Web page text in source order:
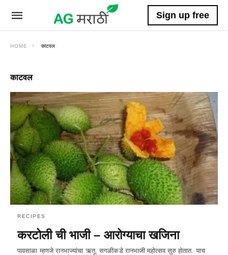
Sign up free
HOME काटवल
काटवल
RECIPES
करटोली ची भाजी – आरोग्याचा खजिना
पावसाळा म्हणजे रानभाज्यांचा ऋतू. सगळीकडे रानभाजी महोत्सव सुरु होतात. याच